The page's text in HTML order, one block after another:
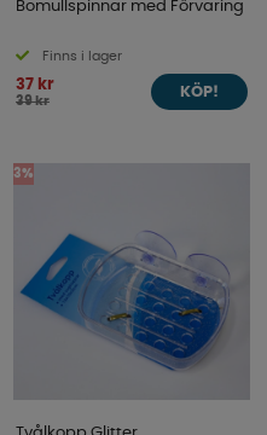
Bomullspinnar med Förvaring
Finns i lager
37 kr
39 kr
KÖP!
3%